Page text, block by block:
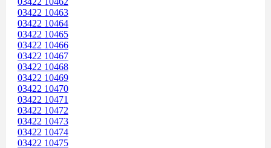
03422 10463
03422 10464
03422 10465
03422 10466
03422 10467
03422 10468
03422 10469
03422 10470
03422 10471
03422 10472
03422 10473
03422 10474
03422 10475